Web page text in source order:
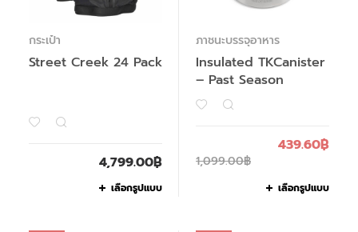
กระเป๋า
Street Creek 24 Pack
4,799.00฿
เลือกรูปแบบ
ภาชนะบรรจุอาหาร
Insulated TKCanister
– Past Season
1,099.00฿
439.60฿
เลือกรูปแบบ